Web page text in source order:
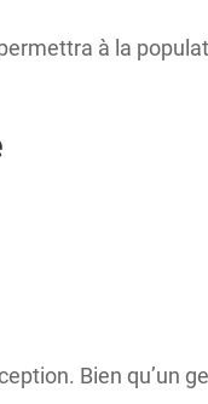
à la
Bien qu’un